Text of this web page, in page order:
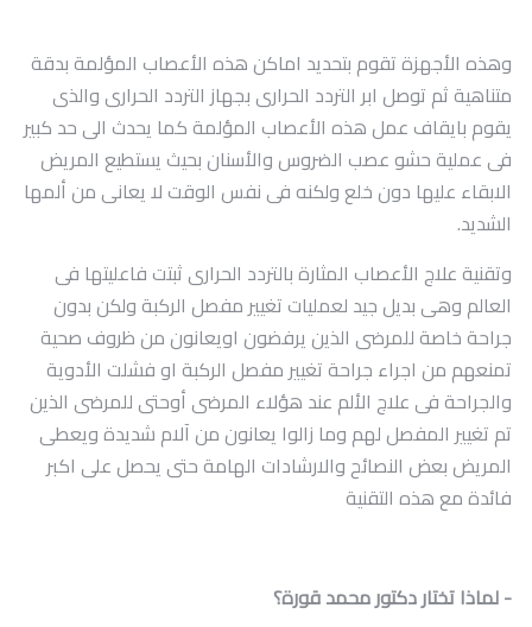
وهذه الأجهزة تقوم بتحديد اماكن هذه الأعصاب المؤلمة بدقة
متناهية ثم توصل ابر التردد الحرارى بجهاز التردد الحرارى والذى
يقوم بايقاف عمل هذه الأعصاب المؤلمة كما يحدث الى حد كبير
فى عملية حشو عصب الضروس والأسنان بحيث يستطيع المريض
الابقاء عليها دون خلع ولكنه فى نفس الوقت لا يعانى من ألمها
الشديد.
وتقنية علاج الأعصاب المثارة بالتردد الحرارى ثبتت فاعليتها فى
العالم وهى بديل جيد لعمليات تغيير مفصل الركبة ولكن بدون
جراحة خاصة للمرضى الذين يرفضون اويعانون من ظروف صحية
تمنعهم من اجراء جراحة تغيير مفصل الركبة او فشلت الأدوية
والجراحة فى علاج الألم عند هؤلاء المرضى أوحتى للمرضى الذين
تم تغيير المفصل لهم وما زالوا يعانون من آلام شديدة ويعطى
المريض بعض النصائح والارشادات الهامة حتى يحصل على اكبر
فائدة مع هذه التقنية
- لماذا تختار دكتور محمد قورة؟